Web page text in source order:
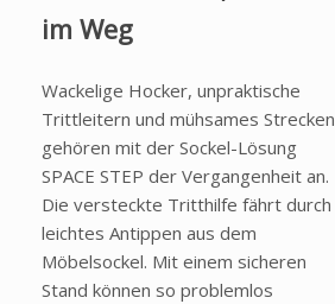
im Weg
Wackelige Hocker, unpraktische
Trittleitern und mühsames Strecken
gehören mit der Sockel-Lösung
SPACE STEP der Vergangenheit an.
Die versteckte Tritthilfe fährt durch
leichtes Antippen aus dem
Möbelsockel. Mit einem sicheren
Stand können so problemlos